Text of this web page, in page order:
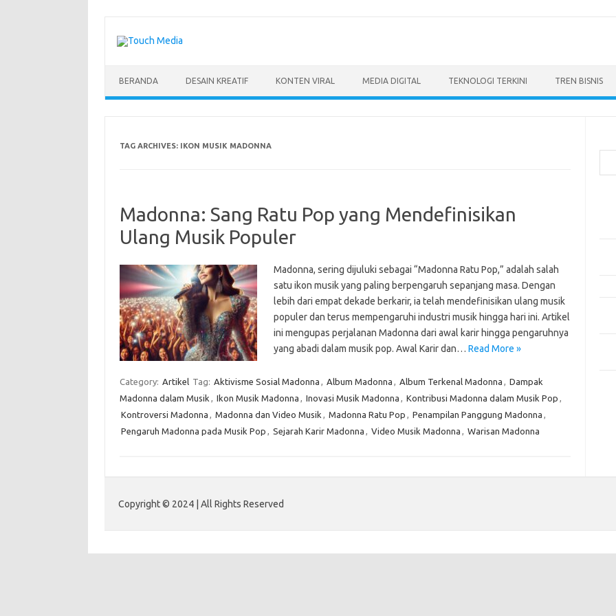
content
BERANDA DESAIN KREATIF KONTEN VIRAL MEDIA DIGITAL TEKNOLOGI TERKINI TREN BISNIS
TAG ARCHIVES: IKON MUSIK MADONNA
Madonna: Sang Ratu Pop yang Mendefinisikan
Ulang Musik Populer
Madonna, sering dijuluki sebagai “Madonna Ratu Pop,” adalah salah
satu ikon musik yang paling berpengaruh sepanjang masa. Dengan
lebih dari empat dekade berkarir, ia telah mendefinisikan ulang musik
populer dan terus mempengaruhi industri musik hingga hari ini. Artikel
ini mengupas perjalanan Madonna dari awal karir hingga pengaruhnya
yang abadi dalam musik pop. Awal Karir dan… Read More »
Category: Artikel Tag: Aktivisme Sosial Madonna , Album Madonna , Album Terkenal Madonna , Dampak
Madonna dalam Musik , Ikon Musik Madonna , Inovasi Musik Madonna , Kontribusi Madonna dalam Musik Pop ,
Kontroversi Madonna , Madonna dan Video Musik , Madonna Ratu Pop , Penampilan Panggung Madonna ,
Pengaruh Madonna pada Musik Pop , Sejarah Karir Madonna , Video Musik Madonna , Warisan Madonna
Copyright © 2024 | All Rights Reserved